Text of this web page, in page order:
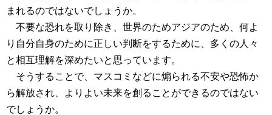
まれるのではないでしょうか。
不要な恐れを取り除き、世界のためアジアのため、何よ
り自分自身のために正しい判断をするために、多くの人々
と相互理解を深めたいと思っています。
そうすることで、マスコミなどに煽られる不安や恐怖か
ら解放され、よりよい未来を創ることができるのではない
でしょうか。